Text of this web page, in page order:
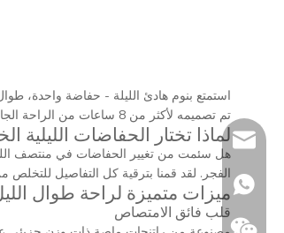
استمتع بنوم هادئ الليلة - حفاضة واحدة،
تم تصميمه لأكثر من 8 ساعات من الراحة الجافة والخالية من التسرب من أجل نوم متواصل
لماذا تختار الحفاضات الليلية
هل سئمت من تغيير الحفاضات في منتصف
الفجر. لقد قمنا بترقية كل التفاصيل
ميزات متميزة لراحة طوال
قلب فائق الامتصاص
+86